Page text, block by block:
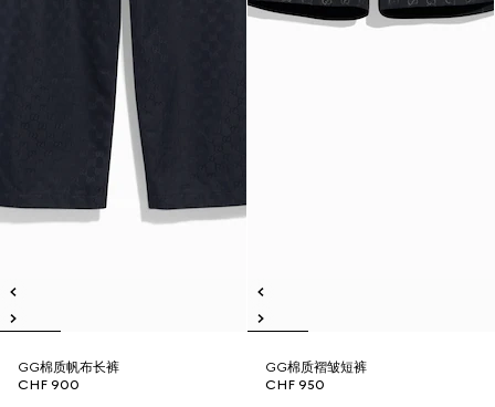
GG棉质帆布长裤
CHF 900
GG棉质褶皱短裤
CHF 950